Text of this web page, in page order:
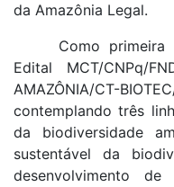
da Amazônia Legal.
Como
Edital MCT/CNPq/
AMAZÔNIA/CT-
contemplando três
da biodiversidade
sustentável da
desenvolvimento